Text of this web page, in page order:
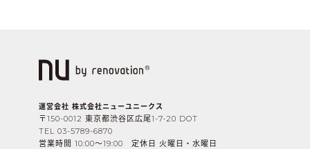
運営会社 株式会社ニューユニークス
〒150-0012 東京都渋谷区広尾1-7-20 DOT
TEL 03-5789-6870
営業時間 10:00〜19:00 定休日 火曜日・水曜日